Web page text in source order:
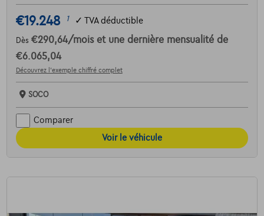
€19.248 1 ✓ TVA déductible
Dès €290,64/mois et une dernière mensualité de
€6.065,04
Découvrez l’exemple chiffré complet
SOCO
Comparer
Voir le véhicule